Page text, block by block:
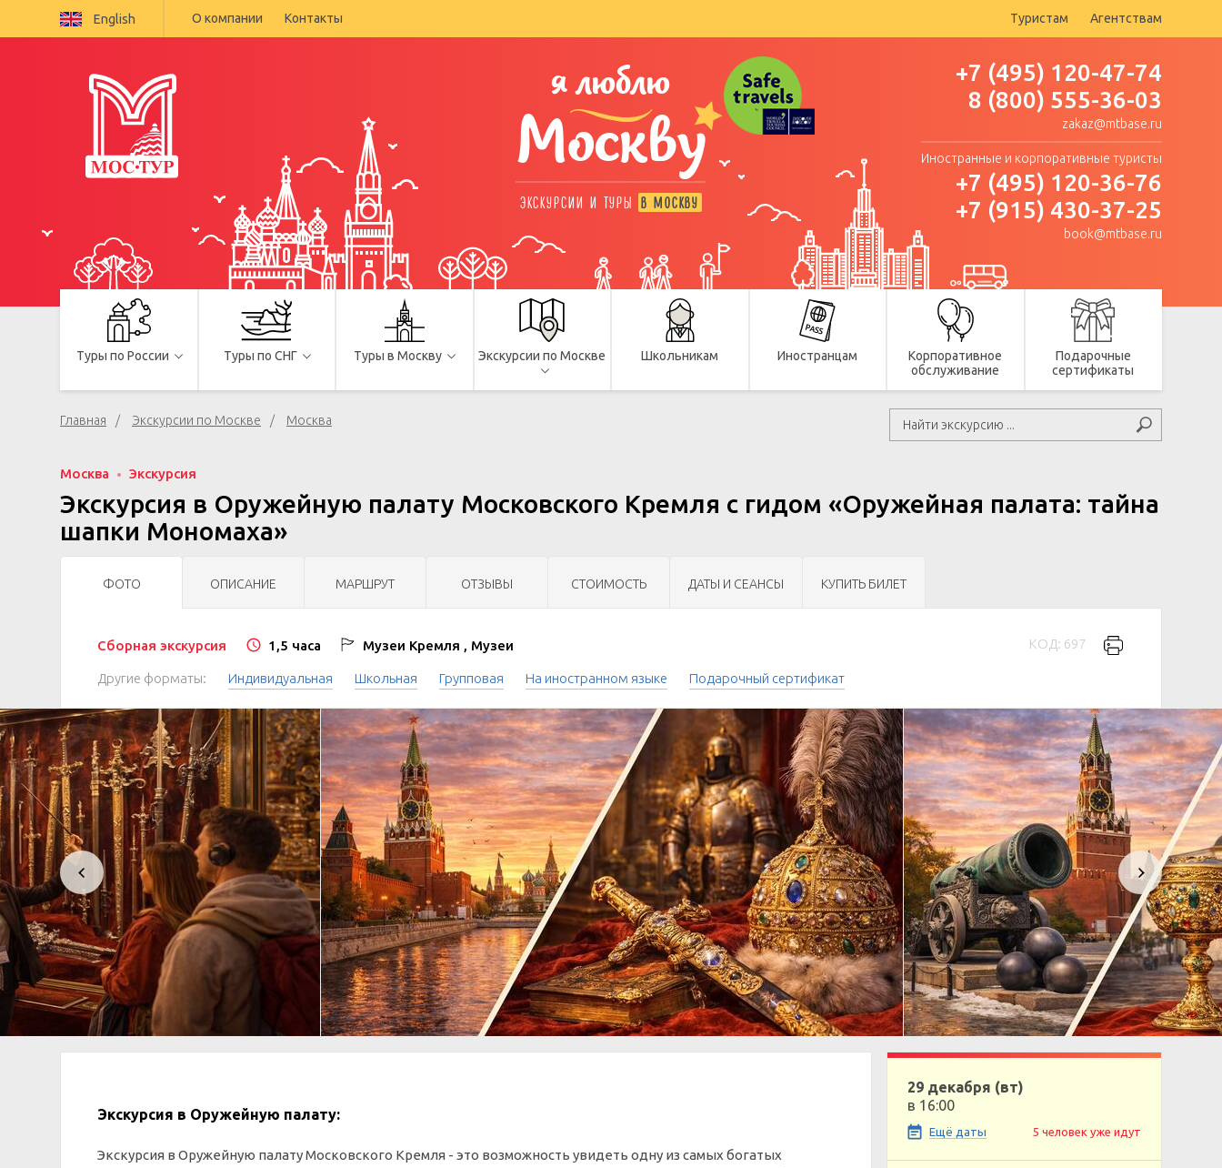
English О компании Контакты Туристам Агентствам
я люблю
Москву
ЭКСКУРСИИ И ТУРЫ В МОСКВУ
+7 (495) 120-47-74
8 (800) 555-36-03
zakaz@mtbase.ru
Иностранные и корпоративные туристы
+7 (495) 120-36-76
+7 (915) 430-37-25
book@mtbase.ru
Туры по России Туры по СНГ Туры в Москву Экскурсии по Москве Школьникам Иностранцам
Корпоративное
обслуживание
Подарочные
сертификаты
Главная Экскурсии по Москве Москва
Москва Экскурсия
Экскурсия в Оружейную палату Московского Кремля с гидом «Оружейная палата: тайна
шапки Мономаха»
ФОТО ОПИСАНИЕ МАРШРУТ ОТЗЫВЫ СТОИМОСТЬ ДАТЫ И СЕАНСЫ КУПИТЬ БИЛЕТ
Сборная экскурсия 1,5 часа Музеи Кремля , Музеи КОД: 697
Другие форматы: Индивидуальная Школьная Групповая На иностранном языке Подарочный сертификат
Экскурсия в Оружейную палату:
Экскурсия в Оружейную палату Московского Кремля - это возможность увидеть одну из самых богатых
29 декабря (вт)
в 16:00
Ещё даты 5 человек уже идут